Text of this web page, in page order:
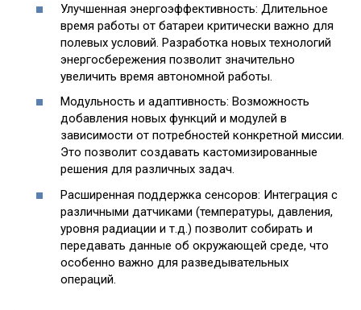
Улучшенная энергоэффективность: Длительное
время работы от батареи критически важно для
полевых условий. Разработка новых технологий
энергосбережения позволит значительно
увеличить время автономной работы.
Модульность и адаптивность: Возможность
добавления новых функций и модулей в
зависимости от потребностей конкретной миссии.
Это позволит создавать кастомизированные
решения для различных задач.
Расширенная поддержка сенсоров: Интеграция с
различными датчиками (температуры, давления,
уровня радиации и т.д.) позволит собирать и
передавать данные об окружающей среде, что
особенно важно для разведывательных
операций.